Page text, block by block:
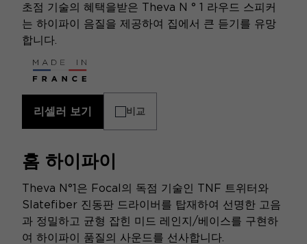
초점 기술의 혜택을받은 Theva N ° 1 라우드 스피커
는 하이파이 음질을 제공하여 집에서 큰 듣기를 유망
합니다.
리셀러 보기 비교
홈 하이파이
Theva N°1은 Focal의 독점 기술인 TNF 트위터와
Slatefiber 진동판 드라이버를 탑재하여 선명한 고음
과 정밀하고 균형 잡힌 미드 레인지/베이스를 구현하
여 하이파이 품질의 사운드를 선사합니다.